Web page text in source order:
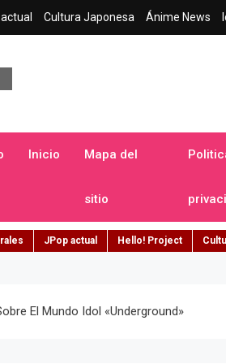
Cultura Japonesa Ánime News
Inicio Mapa del
sitio
JPop actual Hello! Project
El Mundo Idol «underground»